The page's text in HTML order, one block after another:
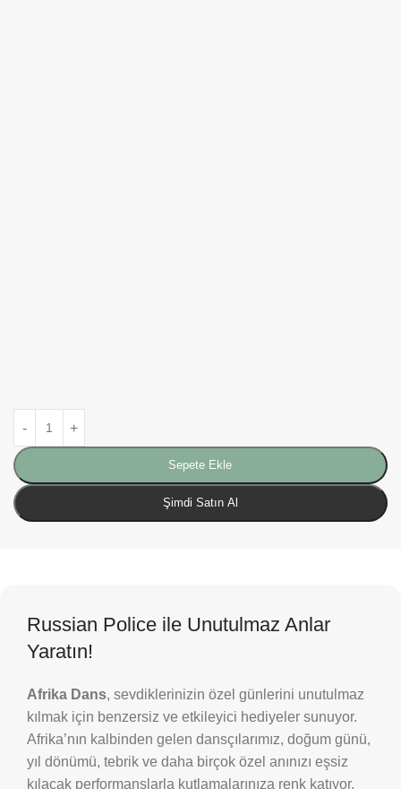
Sepete Ekle
Şimdi Satın Al
Russian Police ile Unutulmaz Anlar
Yaratın!
Afrika Dans, sevdiklerinizin özel günlerini unutulmaz
kılmak için benzersiz ve etkileyici hediyeler sunuyor.
Afrika’nın kalbinden gelen dansçılarımız, doğum günü,
yıl dönümü, tebrik ve daha birçok özel anınızı eşsiz
kılacak performanslarla kutlamalarınıza renk katıyor.